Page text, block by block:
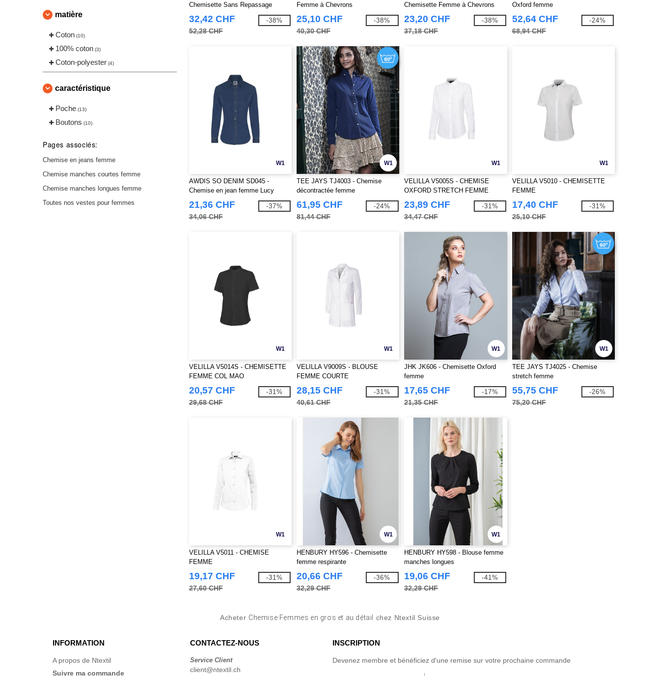
matière
Coton (10)
100% coton (3)
Coton-polyester (4)
caractéristique
Poche (13)
Boutons (10)
Pages associés:
Chemise en jeans femme
Chemise manches courtes femme
Chemise manches longues femme
Toutes nos vestes pour femmes
Chemisette Sans Repassage
Femme
32,42 CHF
52,28 CHF
-38%
Femme à Chevrons
25,10 CHF
40,30 CHF
-38%
Chemisette Femme à Chevrons
23,20 CHF
37,18 CHF
-38%
Oxford femme
52,64 CHF
68,94 CHF
-24%
W1
AWDIS SO DENIM SD045 -
Chemise en jean femme Lucy
21,36 CHF
34,06 CHF
-37%
W1
TEE JAYS TJ4003 - Chemise
décontractée femme
61,95 CHF
81,44 CHF
-24%
W1
VELILLA V5005S - CHEMISE
OXFORD STRETCH FEMME
23,89 CHF
34,47 CHF
-31%
W1
VELILLA V5010 - CHEMISETTE
FEMME
17,40 CHF
25,10 CHF
-31%
W1
VELILLA V5014S - CHEMISETTE
FEMME COL MAO
20,57 CHF
29,68 CHF
-31%
W1
VELILLA V9009S - BLOUSE
FEMME COURTE
28,15 CHF
40,61 CHF
-31%
W1
JHK JK606 - Chemisette Oxford
femme
17,65 CHF
21,35 CHF
-17%
W1
TEE JAYS TJ4025 - Chemise
stretch femme
55,75 CHF
75,20 CHF
-26%
W1
VELILLA V5011 - CHEMISE
FEMME
19,17 CHF
27,60 CHF
-31%
W1
HENBURY HY596 - Chemisette
femme respirante
20,66 CHF
32,29 CHF
-36%
W1
HENBURY HY598 - Blouse femme
manches longues
19,06 CHF
32,29 CHF
-41%
Acheter Chemise Femmes en gros et au détail chez Ntextil Suisse
INFORMATION
A propos de Ntextil
Suivre ma commande
CONTACTEZ-NOUS
Service Client
client@ntextil.ch
INSCRIPTION
Devenez membre et bénéficiez d'une remise sur votre prochaine commande